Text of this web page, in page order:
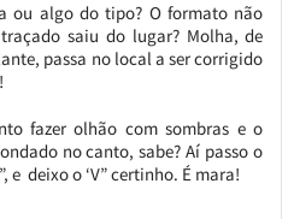
ou algo do tipo? O formato não
saiu do lugar? Molha, de
passa no local a ser corrigido
fazer olhão com sombras e o
no canto, sabe? Aí passo o
e deixo o ‘V” certinho. É mara!